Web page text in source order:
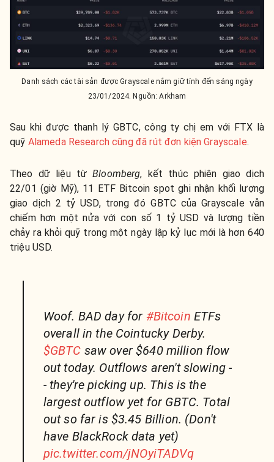
Danh sách các tài sản được Grayscale nắm giữ tính đến sáng ngày
23/01/2024. Nguồn: Arkham
Sau khi được thanh lý GBTC, công ty chị em với FTX là
quỹ Alameda Research cũng đã rút đơn kiện Grayscale.
Theo dữ liệu từBloomberg, kết thúc phiên giao dịch
22/01 (giờ Mỹ), 11 ETF Bitcoin spot ghi nhận khối lượng
giao dịch 2 tỷ USD, trong đó GBTC của Grayscale vẫn
chiếm hơn một nửa với con số 1 tỷ USD và lượng tiền
chảy ra khỏi quỹ trong một ngày lập kỷ lục mới là hơn 640
triệu USD.
Woof. BAD day for #Bitcoin ETFs
overall in the Cointucky Derby.
$GBTC saw over $640 million flow
out today. Outflows aren't slowing -
- they're picking up. This is the
largest outflow yet for GBTC. Total
out so far is $3.45 Billion. (Don't
have BlackRock data yet)
pic.twitter.com/jNOyiTADVq